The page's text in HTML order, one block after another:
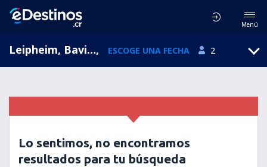
Menú
Leipheim, Baviera, Alemania, ESCOGE UNA FECHA 2
Lo sentimos, no encontramos
resultados para tu búsqueda